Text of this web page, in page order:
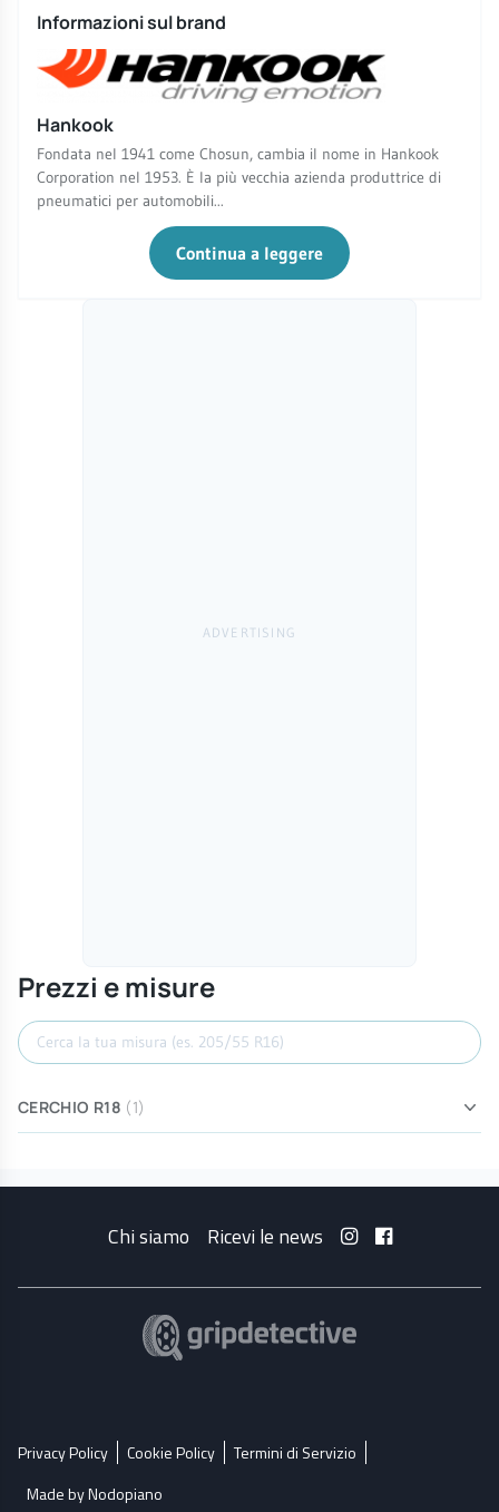
Informazioni sul brand
Hankook
Fondata nel 1941 come Chosun, cambia il nome in Hankook
Corporation nel 1953. È la più vecchia azienda produttrice di
pneumatici per automobili...
Continua a leggere
Prezzi e misure
Cerca misura
CERCHIO R18 (1)
Chi siamo Ricevi le news
Privacy Policy Cookie Policy
Termini di Servizio
Made by Nodopiano